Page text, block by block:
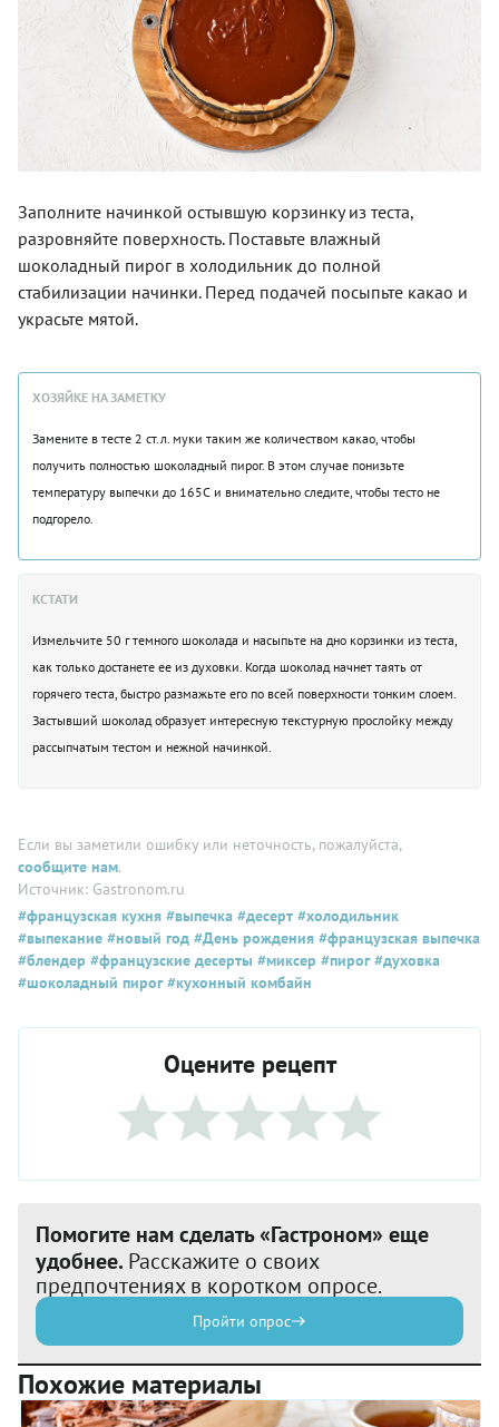
Заполните начинкой остывшую корзинку из теста,
разровняйте поверхность. Поставьте влажный
шоколадный пирог в холодильник до полной
стабилизации начинки. Перед подачей посыпьте какао и
украсьте мятой.
ХОЗЯЙКЕ НА ЗАМЕТКУ
Замените в тесте 2 ст.л. муки таким же количеством какао, чтобы
получить полностью шоколадный пирог. В этом случае понизьте
температуру выпечки до 165С и внимательно следите, чтобы тесто не
подгорело.
КСТАТИ
Измельчите 50 г темного шоколада и насыпьте на дно корзинки из теста,
как только достанете ее из духовки. Когда шоколад начнет таять от
горячего теста, быстро размажьте его по всей поверхности тонким слоем.
Застывший шоколад образует интересную текстурную прослойку между
рассыпчатым тестом и нежной начинкой.
Если вы заметили ошибку или неточность, пожалуйста,
сообщите нам.
Источник: Gastronom.ru
#французская кухня #выпечка #десерт #холодильник
#выпекание #новый год #День рождения #французская выпечка
#блендер #французские десерты #миксер #пирог#духовка
#шоколадный пирог#кухонный комбайн
Оцените рецепт
Помогите нам сделать «Гастроном» еще
удобнее. Расскажите о своих
предпочтениях в коротком опросе.
Пройти опрос
Похожие материалы